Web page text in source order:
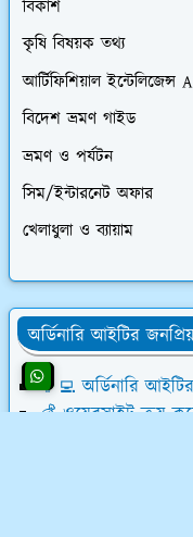
বিকাশ
কৃষি বিষয়ক তথ্য
আর্টিফিশিয়াল ইন্টেলিজেন্স
বিদেশ ভ্রমণ গাইড
ভ্রমণ ও পর্যটন
সিম/ইন্টারনেট অফার
খেলাধুলা ও ব্যায়াম
অর্ডিনারি আইটির
👨‍💻 অর্ডিনারি
💰 ওয়েবসাইট ক্রয়